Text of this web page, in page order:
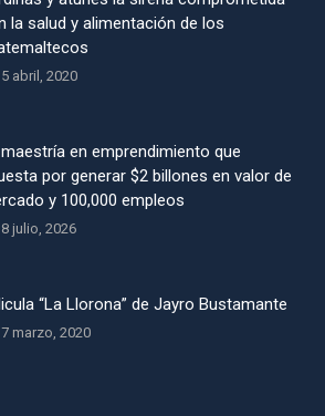
la salud y alimentación de los
5 abril, 2020
en emprendimiento que
por generar $2 billones en valor de
y 100,000 empleos
8 julio, 2026
“La Llorona” de Jayro Bustamante
7 marzo, 2020